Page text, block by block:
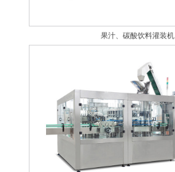
果汁、碳酸饮料灌装机